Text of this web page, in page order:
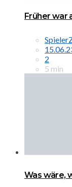
Früher war
2
5 min
Was wäre,